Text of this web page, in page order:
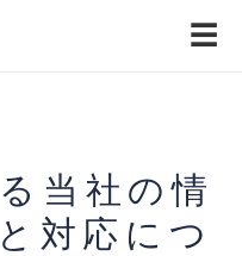
☰
当社の情
対応につ